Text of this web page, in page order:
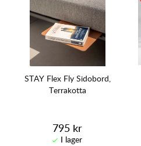
STAY Flex Fly Sidobord,
Terrakotta
795 kr